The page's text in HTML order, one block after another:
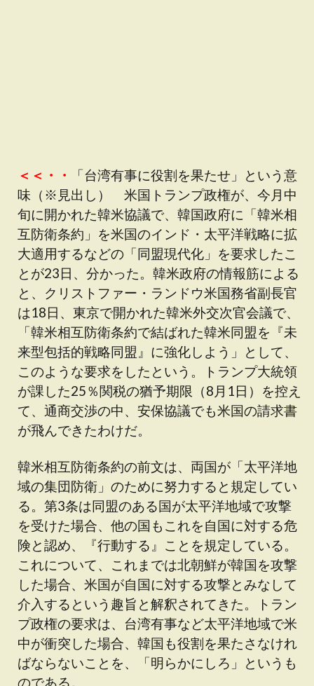
＜＜・・
「台湾有事に役割を果たせ」という意
味（※見出し） 米国トランプ政権が、今月中
旬に開かれた韓米協議で、韓国政府に「韓米相
互防衛条約」を米国のインド・太平洋戦略に拡
大適用するなどの「同盟現代化」を要求したこ
とが23日、分かった。韓米政府の情報筋による
と、クリストファー・ランドウ米国務省副長官
は18日、東京で開かれた韓米外交次官会議で、
「韓米相互防衛条約で結ばれた韓米同盟を『未
来型包括的戦略同盟』に強化しよう」として、
このような要求をしたという。トランプ大統領
が課した25％関税の猶予期限（8月1日）を控え
て、通商交渉の中、安保協議でも米国の請求書
が飛んできたわけだ。
韓米相互防衛条約の前文は、両国が「太平洋地
域の集団防衛」のために努力すると規定してい
る。第3条は同盟のある国が太平洋地域で攻撃
を受けた場合、他の国もこれを自国に対する危
険と認め、『行動する』ことを規定している。
これについて、これまでは北朝鮮が韓国を攻撃
した場合、米国が自国に対する攻撃とみなして
介入するという趣旨と解釈されてきた。トラン
プ政権の要求は、台湾有事など太平洋地域で米
中が衝突した場合、韓国も役割を果たさなけれ
ばならないことを、「明らかにしろ」というも
のである。